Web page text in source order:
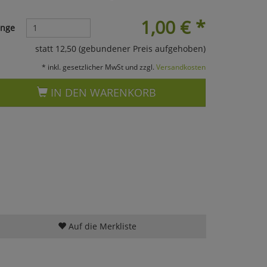
1,00 €*
statt 12,50 (gebundener Preis aufgehoben)
* inkl. gesetzlicher MwSt und zzgl. Versandkosten
IN DEN WARENKORB
Auf die Merkliste